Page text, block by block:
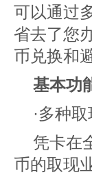
可以通过
省去了您
币兑换和
基本功
·多种
凭卡在
币的取现